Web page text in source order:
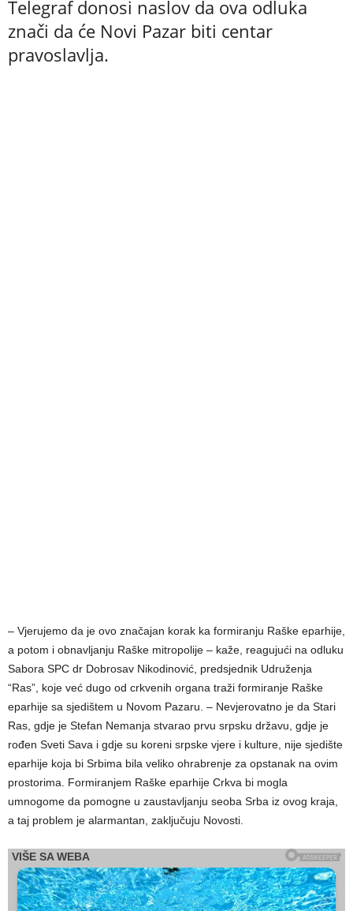
Telegraf donosi naslov da ova odluka
znači da će Novi Pazar biti centar
pravoslavlja.
– Vjerujemo da je ovo značajan korak ka formiranju Raške eparhije,
a potom i obnavljanju Raške mitropolije – kaže, reagujući na odluku
Sabora SPC dr Dobrosav Nikodinović, predsjednik Udruženja
“Ras”, koje već dugo od crkvenih organa traži formiranje Raške
eparhije sa sjedištem u Novom Pazaru. – Nevjerovatno je da Stari
Ras, gdje je Stefan Nemanja stvarao prvu srpsku državu, gdje je
rođen Sveti Sava i gdje su koreni srpske vjere i kulture, nije sjedište
eparhije koja bi Srbima bila veliko ohrabrenje za opstanak na ovim
prostorima. Formiranjem Raške eparhije Crkva bi mogla
umnogome da pomogne u zaustavljanju seoba Srba iz ovog kraja,
a taj problem je alarmantan, zaključuju Novosti.